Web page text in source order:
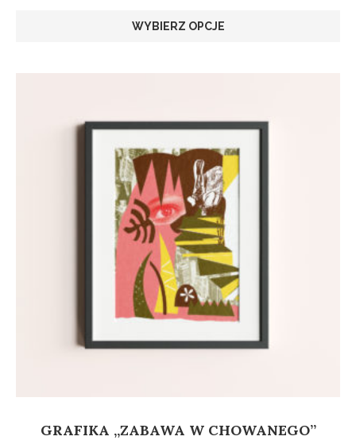
WYBIERZ OPCJE
GRAFIKA „ZABAWA W CHOWANEGO”